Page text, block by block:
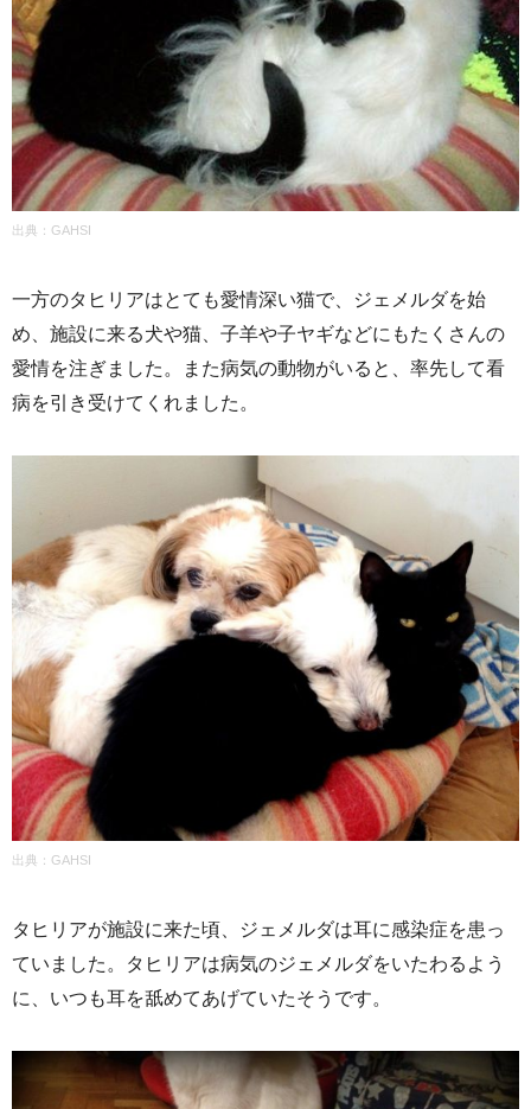
出典：GAHSI
一方のタヒリアはとても愛情深い猫で、ジェメルダを始
め、施設に来る犬や猫、子羊や子ヤギなどにもたくさんの
愛情を注ぎました。また病気の動物がいると、率先して看
病を引き受けてくれました。
出典：GAHSI
タヒリアが施設に来た頃、ジェメルダは耳に感染症を患っ
ていました。タヒリアは病気のジェメルダをいたわるよう
に、いつも耳を舐めてあげていたそうです。